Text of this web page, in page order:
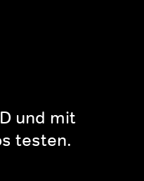
und mit
testen.